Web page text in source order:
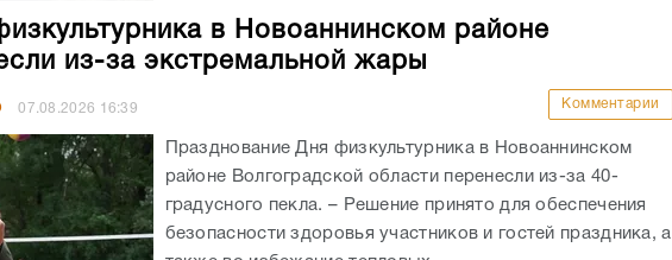
в Новоаннинском районе
из-за экстремальной жары
07.08.2026 16:39 Комментарии
Празднование Дня физкультурника в Новоаннинском
районе Волгоградской области перенесли из-за 40-
градусного пекла. – Решение принято для обеспечения
безопасности здоровья участников и гостей праздника, а